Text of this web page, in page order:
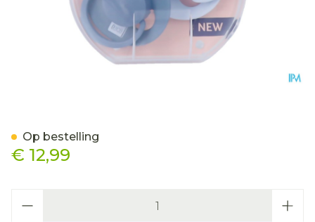
€ 12,99
Op bestelling